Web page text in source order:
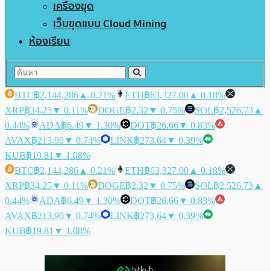
เครื่องขุด
เว็บขุดแบบ Cloud Mining
ห้องเรียน
BTC฿2,144,286 ▲ 0.21% ETH฿63,327.00 ▲ 0.18%
XRP฿34.25▼ 0.11% DOGE฿2.32 ▼ 0.75% SOL฿2,526.73 ▲
0.44%
ADA฿6.49▼ 1.30% DOT฿26.66▼ 0.83%
AVAX฿213.90▼ 0.74% LINK฿273.64▼ 0.39%
KUB฿19.81 ▼ 1.08%
BTC฿2,144,286 ▲ 0.21% ETH฿63,327.00 ▲ 0.18%
XRP฿34.25▼ 0.11% DOGE฿2.32 ▼ 0.75% SOL฿2,526.73 ▲
0.44%
ADA฿6.49▼ 1.30% DOT฿26.66▼ 0.83%
AVAX฿213.90▼ 0.74% LINK฿273.64▼ 0.39%
KUB฿19.81 ▼ 1.08%